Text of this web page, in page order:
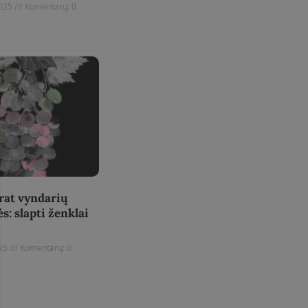
Komentarų: 0
vyndarių
slapti ženklai
Komentarų: 0